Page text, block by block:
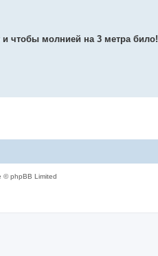
чтобы молнией на 3 метра било!
© phpBB Limited